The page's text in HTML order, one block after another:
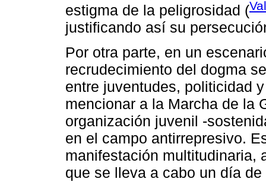
estigma de la peligrosidad (
justificando así su
Por otra parte, en un
recrudecimiento del dogma
entre juventudes, politicidad
mencionar a la Marcha de la
organización juvenil -
en el campo antirrepresivo.
manifestación multitudinaria,
que se lleva a cabo un día